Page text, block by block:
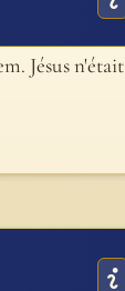
Jésus n'était